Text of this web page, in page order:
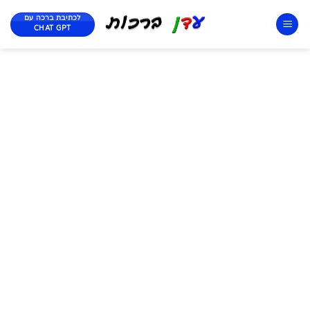
לכתיבת ברכה עם
CHAT GPT